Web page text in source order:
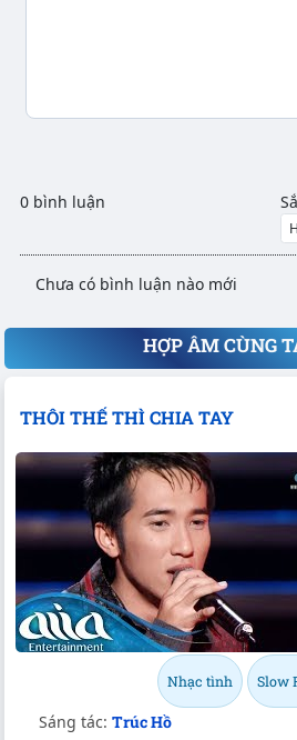
0 bình luận
Chưa có bình luận nào mới
HỢP ÂM CÙNG
THÔI THẾ THÌ CHIA TAY
Nhạc tình Slow
Sáng tác: Trúc Hồ